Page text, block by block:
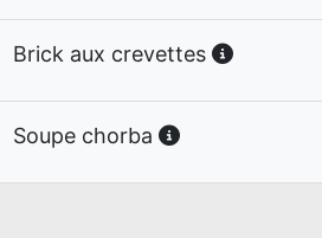
Brick aux crevettes
Soupe chorba